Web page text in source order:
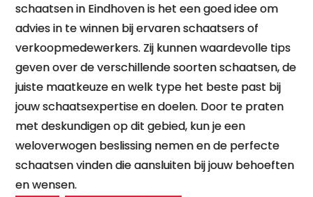
schaatsen in Eindhoven is het een goed idee om
advies in te winnen bij ervaren schaatsers of
verkoopmedewerkers. Zij kunnen waardevolle tips
geven over de verschillende soorten schaatsen, de
juiste maatkeuze en welk type het beste past bij
jouw schaatsexpertise en doelen. Door te praten
met deskundigen op dit gebied, kun je een
weloverwogen beslissing nemen en de perfecte
schaatsen vinden die aansluiten bij jouw behoeften
en wensen.